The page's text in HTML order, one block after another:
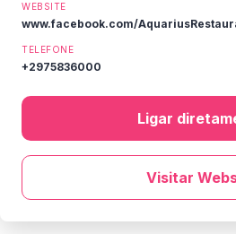
WEBSITE
www.facebook.com/
TELEFONE
+2975836000
Ligar
Visitar